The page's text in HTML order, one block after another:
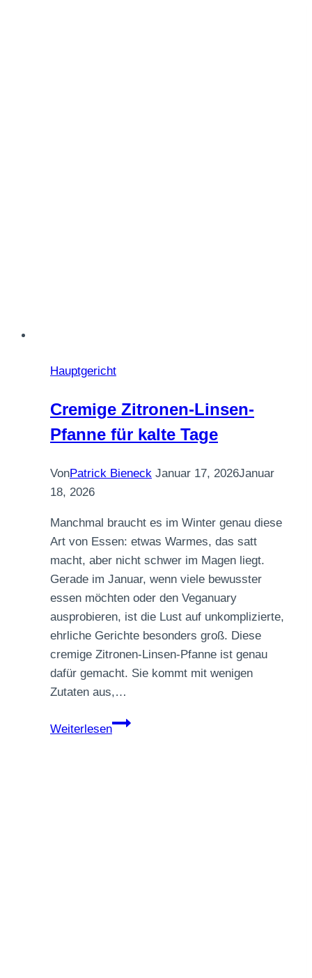
Hauptgericht
Cremige Zitronen-Linsen-
Pfanne für kalte Tage
VonPatrick Bieneck Januar 17, 2026Januar
18, 2026
Manchmal braucht es im Winter genau diese
Art von Essen: etwas Warmes, das satt
macht, aber nicht schwer im Magen liegt.
Gerade im Januar, wenn viele bewusster
essen möchten oder den Veganuary
ausprobieren, ist die Lust auf unkomplizierte,
ehrliche Gerichte besonders groß. Diese
cremige Zitronen-Linsen-Pfanne ist genau
dafür gemacht. Sie kommt mit wenigen
Zutaten aus,…
Weiterlesen
Cremige